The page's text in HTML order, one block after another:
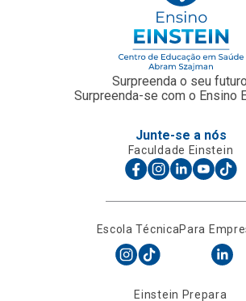
Surpreenda o seu
Surpreenda-se com o Ensino
Junte-se a nós
Faculdade Einstein
Escola TécnicaPara
Einstein Prepara